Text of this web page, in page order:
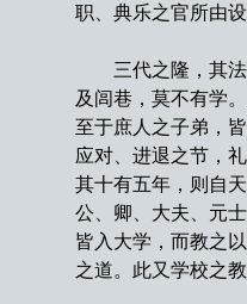
职、典乐之官所由设
三代之隆，其法
及闾巷，莫不有学
至于庶人之子弟，
应对、进退之节，
其十有五年，则自
公、卿、大夫、元
皆入大学，而教之
之道。此又学校之